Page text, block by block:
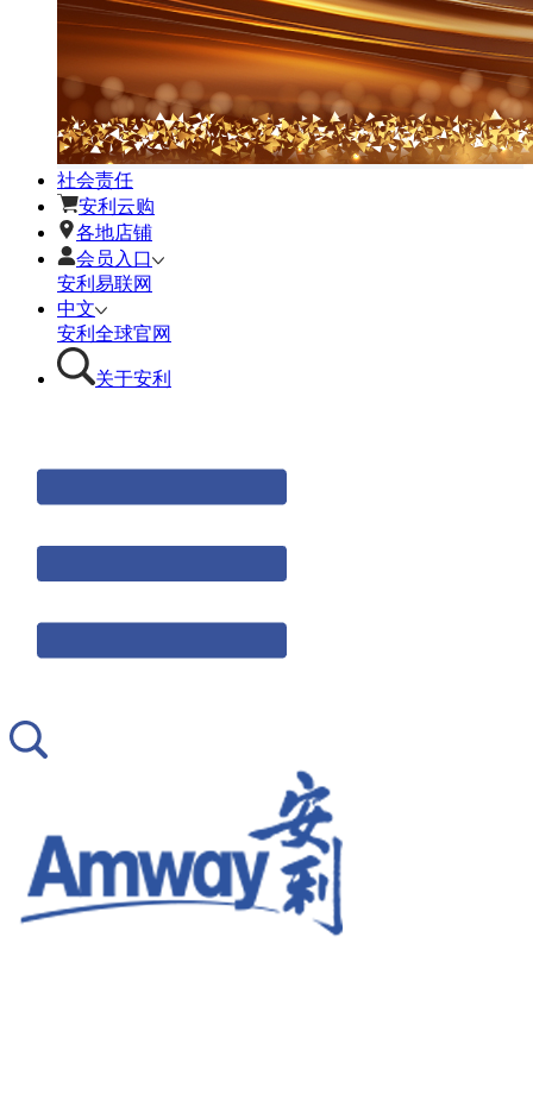
社会责任
安利云购
各地店铺
会员入口
安利易联网
中文
安利全球官网
关于安利